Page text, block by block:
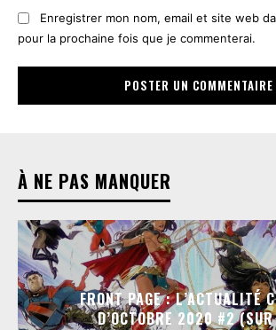
Enregistrer mon nom, email et site web
pour la prochaine fois que je commenterai.
À NE PAS MANQUER
FRONT PAGE : L’ACTUALITÉ
D’OCTOBRE 2020 #2